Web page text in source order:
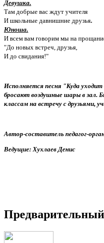
Девушка.
Там добрые вас ждут учителя
И школьные давнишние друзья.
Юноша.
И всем вам говорим мы на
"До новых встреч, друзья,
И до свидания!"
Исполняется песня "Куда
бросают воздушные шары в зал.
классам на встречу с друзьями,
Автор-составитель педагог-
Ведущие: Хухлаев Денис